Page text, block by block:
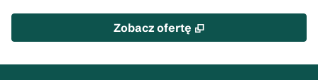
Zobacz ofertę ,